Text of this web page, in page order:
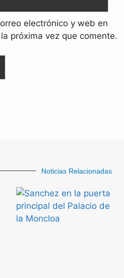
electrónico y web en
próxima vez que comente.
Noticias Relacionadas